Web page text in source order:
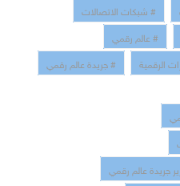
# شبكات الاتصالات
# عالم رقمي
الرقمية
# جريدة عالم رقمي
جريدة عالم رقمي